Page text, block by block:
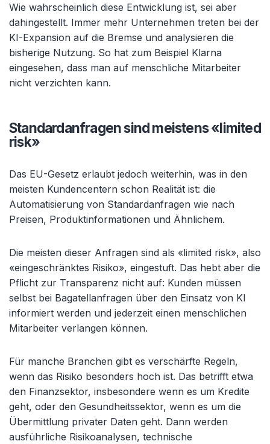
Wie wahrscheinlich diese Entwicklung ist, sei aber
dahingestellt. Immer mehr Unternehmen treten bei der
KI-Expansion auf die Bremse und analysieren die
bisherige Nutzung. So hat zum Beispiel Klarna
eingesehen, dass man auf menschliche Mitarbeiter
nicht verzichten kann.
Standardanfragen sind meistens «limited
risk»
Das EU-Gesetz erlaubt jedoch weiterhin, was in den
meisten Kundencentern schon Realität ist: die
Automatisierung von Standardanfragen wie nach
Preisen, Produktinformationen und Ähnlichem.
Die meisten dieser Anfragen sind als «limited risk», also
«eingeschränktes Risiko», eingestuft. Das hebt aber die
Pflicht zur Transparenz nicht auf: Kunden müssen
selbst bei Bagatellanfragen über den Einsatz von KI
informiert werden und jederzeit einen menschlichen
Mitarbeiter verlangen können.
Für manche Branchen gibt es verschärfte Regeln,
wenn das Risiko besonders hoch ist. Das betrifft etwa
den Finanzsektor, insbesondere wenn es um Kredite
geht, oder den Gesundheitssektor, wenn es um die
Übermittlung privater Daten geht. Dann werden
ausführliche Risikoanalysen, technische